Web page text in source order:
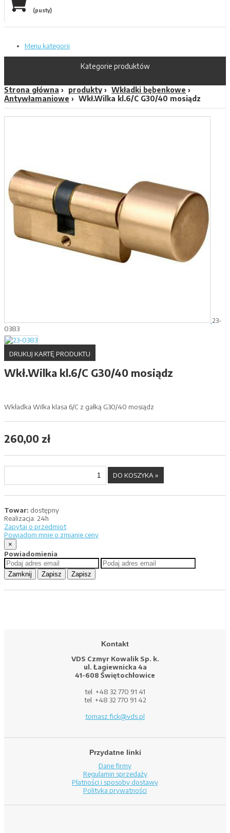
(pusty)
Menu kategorii
Kategorie produktów
Strona główna produkty
Wkładki bębenkowe
Antywłamaniowe
Wkł.Wilka kl.6/C G30/40 mosiądz
23-
0383
DRUKUJ KARTĘ PRODUKTU
Wkł.Wilka kl.6/C G30/40 mosiądz
Wkładka Wilka klasa 6/C z gałką G30/40 mosiądz
260,00 zł
Towar: dostępny
Realizacja: 24h
Zapytaj o przedmiot
Powiadom mnie o zmianie ceny
×
Powiadomienia
Zamknij Zapisz Zapisz
Kontakt
VDS Czmyr Kowalik Sp. k.
ul. Łagiewnicka 4a
41-608 Świętochłowice
tel. +48 32 770 91 41
tel. +48 32 770 91 42
tomasz.fick@vds.pl
Przydatne linki
Dane firmy
Regulamin sprzedaży
Płatności i sposoby dostawy
Polityka prywatności